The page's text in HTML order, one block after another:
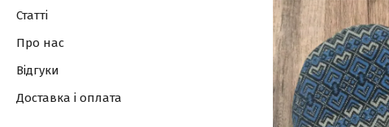
Статті
Про нас
Відгуки
Доставка і оплата